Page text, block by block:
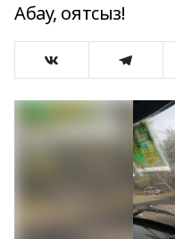
Абау, оятсыз!